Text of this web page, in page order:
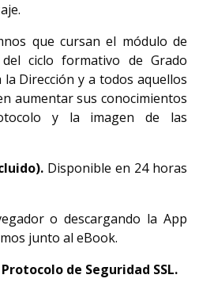
que cursan el módulo de
ciclo formativo de Grado
Dirección y a todos aquellos
aumentar sus conocimientos
y la imagen de las
Disponible en 24 horas
o descargando la App
junto al eBook.
de Seguridad SSL.